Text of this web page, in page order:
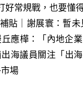
好常規戰，也要懂
貼｜謝展寰：暫
應樺：「內地企
海議員關注「出
場